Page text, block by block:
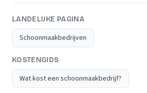
LANDELIJKE PAGINA
Schoonmaakbedrijven
KOSTENGIDS
Wat kost een schoonmaakbedrijf?